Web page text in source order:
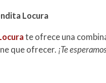
Locura
te ofrece una
que ofrecer. ¡Te